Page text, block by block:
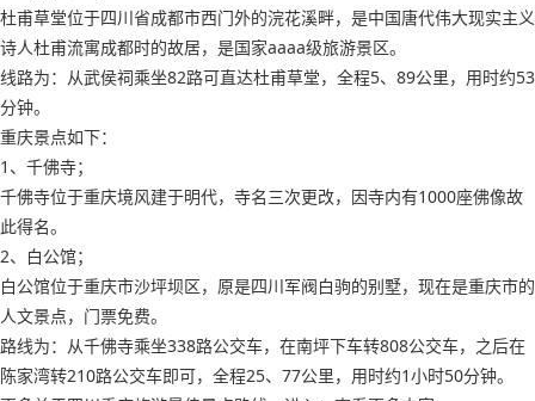
杜甫草堂位于四川省成都市西门外的浣花溪畔，是中国唐代伟大现实主义
诗人杜甫流寓成都时的故居，是国家aaaa级旅游景区。
线路为：从武侯祠乘坐82路可直达杜甫草堂，全程5、89公里，用时约53
分钟。
重庆景点如下：
1、千佛寺；
千佛寺位于重庆境风建于明代，寺名三次更改，因寺内有1000座佛像故
此得名。
2、白公馆；
白公馆位于重庆市沙坪坝区，原是四川军阀白驹的别墅，现在是重庆市的
人文景点，门票免费。
路线为：从千佛寺乘坐338路公交车，在南坪下车转808公交车，之后在
陈家湾转210路公交车即可，全程25、77公里，用时约1小时50分钟。